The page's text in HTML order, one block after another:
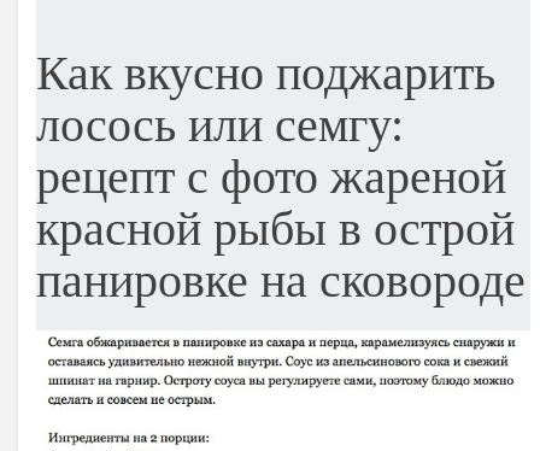
Как вкусно поджарить
лосось или семгу:
рецепт с фото жареной
красной рыбы в острой
панировке на сковороде